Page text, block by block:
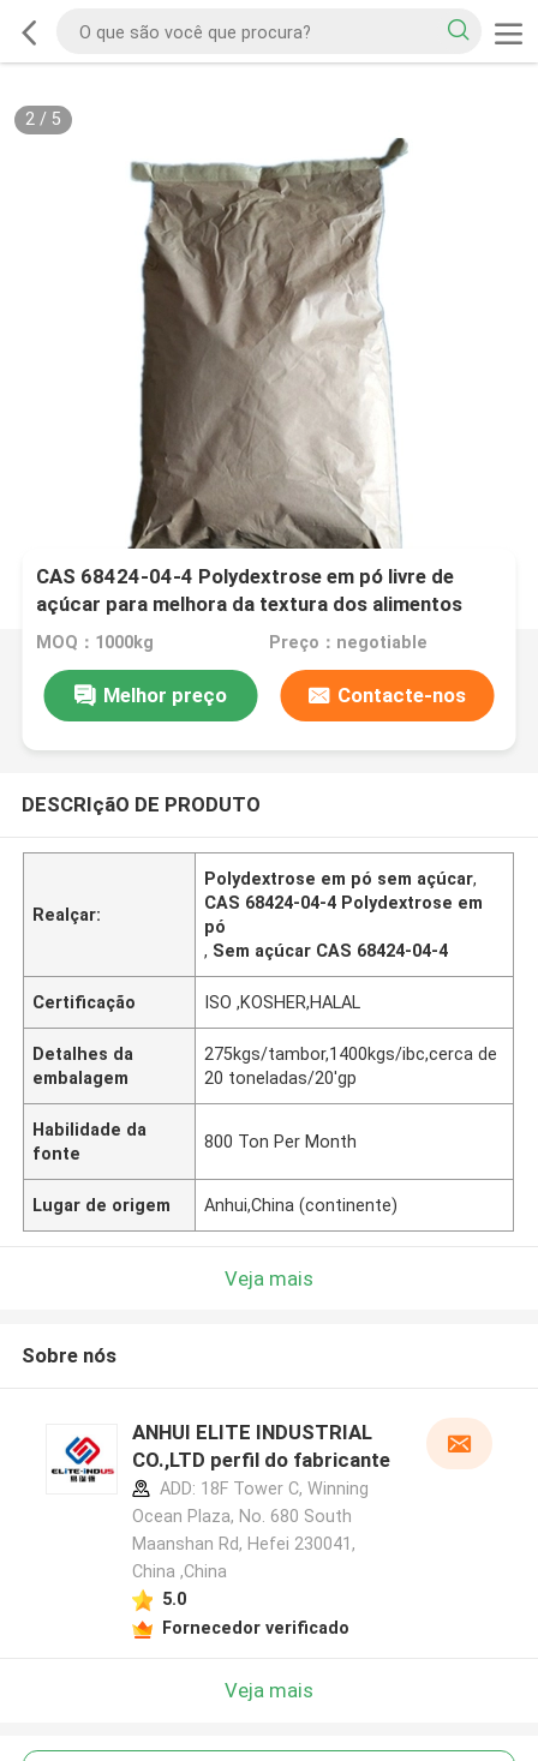
2/ 5
CAS 68424-04-4 Polydextrose em pó livre de
açúcar para melhora da textura dos alimentos
MOQ：1000kg Preço：negotiable
Melhor preço Contacte-nos
DESCRIçãO DE PRODUTO
Realçar:
Polydextrose em pó sem açúcar,
CAS 68424-04-4 Polydextrose em
pó
, Sem açúcar CAS 68424-04-4
Certificação ISO ,KOSHER,HALAL
Detalhes da
embalagem
275kgs/tambor,1400kgs/ibc,cerca de
20 toneladas/20'gp
Habilidade da
fonte
800 Ton Per Month
Lugar de origem Anhui,China (continente)
Veja mais
Sobre nós
ANHUI ELITE INDUSTRIAL
CO.,LTD perfil do fabricante
ADD: 18F Tower C, Winning
Ocean Plaza, No. 680 South
Maanshan Rd, Hefei 230041,
China ,China
5.0
Fornecedor verificado
Veja mais